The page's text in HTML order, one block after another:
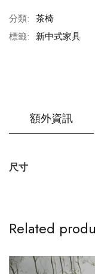
分類: 茶椅
標籤: 新中式家具
額外資訊
尺寸
Related